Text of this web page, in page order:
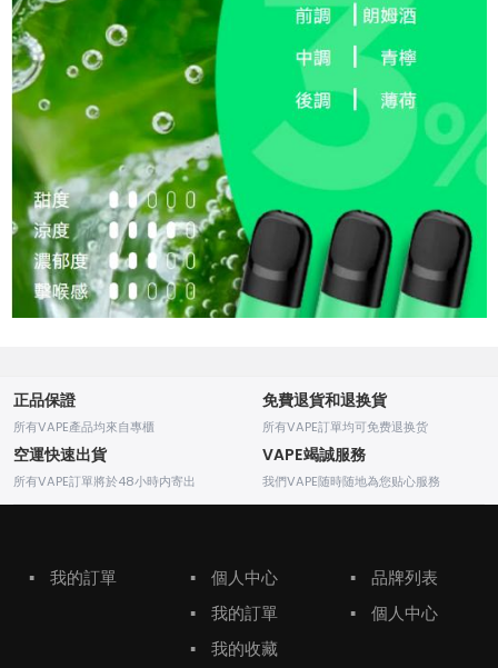
正品保證
所有VAPE產品均來自專櫃
免費退貨和退换貨
所有VAPE訂單均可免费退换货
空運快速出貨
所有VAPE訂單將於48小時内寄出
VAPE竭誠服務
我們VAPE随時随地為您贴心服務
▪ 我的訂單 ▪
個人中心
▪
我的訂單
▪
我的收藏
▪
品牌列表
▪
個人中心